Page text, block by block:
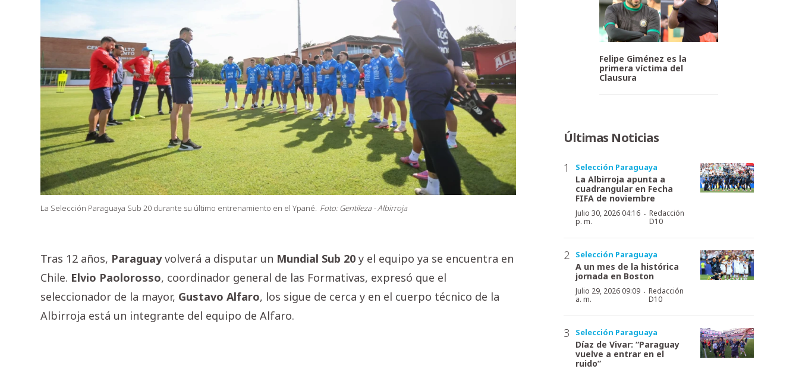
La Selección Paraguaya Sub 20 durante su último entrenamiento en el Ypané. Foto: Gentileza - Albirroja
Tras 12 años, Paraguayvolverá a disputar un Mundial Sub 20 y el equipo ya se encuentra en
Chile. Elvio Paolorosso, coordinador general de las Formativas, expresó que el
seleccionador de la mayor, Gustavo Alfaro, los sigue de cerca y en el cuerpo técnico de la
Albirroja está un integrante del equipo de Alfaro.
Felipe Giménez es la
primera víctima del
Clausura
Últimas Noticias
Selección Paraguaya
La Albirroja apunta a
cuadrangular en Fecha
FIFA de noviembre
Julio 30, 2026 04:16
p. m.
· Redacción
D10
Selección Paraguaya
A un mes de la histórica
jornada en Boston
Julio 29, 2026 09:09
a. m.
·Redacción
D10
Selección Paraguaya
Díaz de Vivar: “Paraguay
vuelve a entrar en el
ruido”